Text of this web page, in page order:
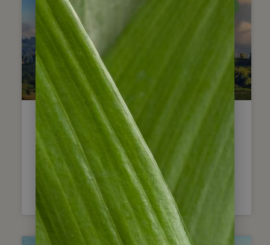
ESSEN & TRINKEN
Die Kaffeezone – Ein Natur-
und Kulturparadies im
Herzen Kolumbiens
WEITERLESEN »